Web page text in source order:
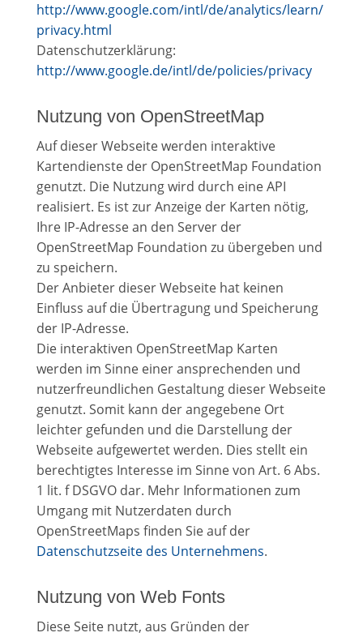
http://www.google.com/intl/de/analytics/learn/
privacy.html
Datenschutzerklärung:
http://www.google.de/intl/de/policies/privacy
Nutzung von OpenStreetMap
Auf dieser Webseite werden interaktive
Kartendienste der OpenStreetMap Foundation
genutzt. Die Nutzung wird durch eine API
realisiert. Es ist zur Anzeige der Karten nötig,
Ihre IP-Adresse an den Server der
OpenStreetMap Foundation zu übergeben und
zu speichern.
Der Anbieter dieser Webseite hat keinen
Einfluss auf die Übertragung und Speicherung
der IP-Adresse.
Die interaktiven OpenStreetMap Karten
werden im Sinne einer ansprechenden und
nutzerfreundlichen Gestaltung dieser Webseite
genutzt. Somit kann der angegebene Ort
leichter gefunden und die Darstellung der
Webseite aufgewertet werden. Dies stellt ein
berechtigtes Interesse im Sinne von Art. 6 Abs.
1 lit. f DSGVO dar. Mehr Informationen zum
Umgang mit Nutzerdaten durch
OpenStreetMaps finden Sie auf der
Datenschutzseite des Unternehmens.
Nutzung von Web Fonts
Diese Seite nutzt, aus Gründen der